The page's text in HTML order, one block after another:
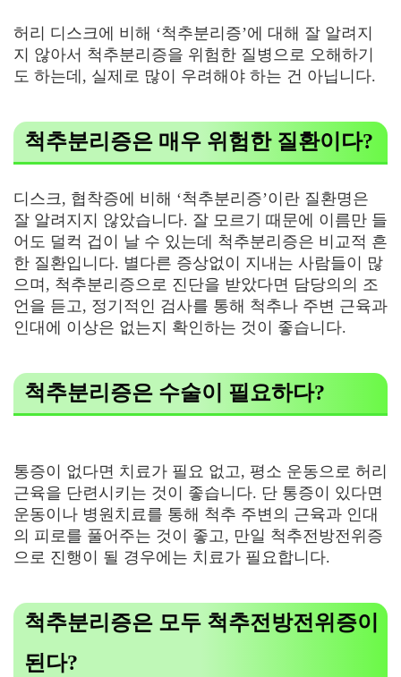
허리 디스크에 비해 ‘척추분리증’에 대해 잘 알려지
지 않아서 척추분리증을 위험한 질병으로 오해하기
도 하는데, 실제로 많이 우려해야 하는 건 아닙니다.
척추분리증은 매우 위험한 질환이다?
디스크, 협착증에 비해 ‘척추분리증’이란 질환명은
잘 알려지지 않았습니다. 잘 모르기 때문에 이름만 들
어도 덜컥 겁이 날 수 있는데 척추분리증은 비교적 흔
한 질환입니다. 별다른 증상없이 지내는 사람들이 많
으며, 척추분리증으로 진단을 받았다면 담당의의 조
언을 듣고, 정기적인 검사를 통해 척추나 주변 근육과
인대에 이상은 없는지 확인하는 것이 좋습니다.
척추분리증은 수술이 필요하다?
통증이 없다면 치료가 필요 없고, 평소 운동으로 허리
근육을 단련시키는 것이 좋습니다. 단 통증이 있다면
운동이나 병원치료를 통해 척추 주변의 근육과 인대
의 피로를 풀어주는 것이 좋고, 만일 척추전방전위증
으로 진행이 될 경우에는 치료가 필요합니다.
척추분리증은 모두 척추전방전위증이
된다?